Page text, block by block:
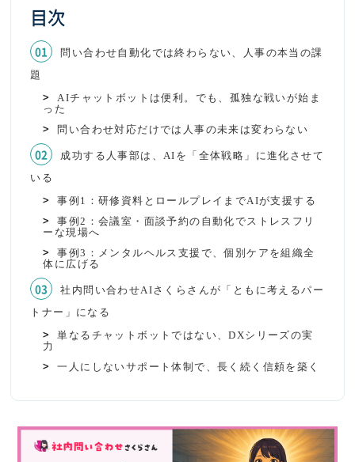
目次
問い合わせ自動化では終わらない、人事の本当の課
題
AIチャットボットは便利。でも、孤独な戦いが始ま
った
問い合わせ対応だけでは人事の未来は変わらない
成功する人事部は、AIを「全体戦略」に進化させて
いる
事例1：研修資料とロールプレイまでAIが支援する
事例2：会議室・面談予約の自動化でストレスフリ
ーな現場へ
事例3：メンタルヘルス支援で、個別ケアを組織全
体に広げる
社内問い合わせAIさくらさんが「ともに考えるパー
トナー」になる
単なるチャットボットではない、DXシリーズの実
力
一人にしないサポート体制で、長く続く信頼を築く